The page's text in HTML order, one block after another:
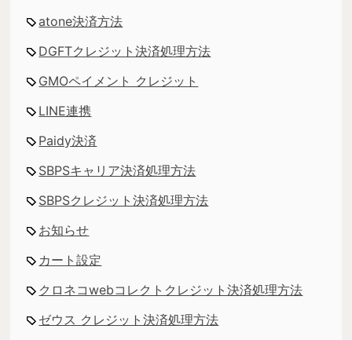
atone決済方法
DGFTクレジット決済処理方法
GMOペイメント クレジット
LINE連携
Paidy決済
SBPSキャリア決済処理方法
SBPSクレジット決済処理方法
お知らせ
カート設定
クロネコwebコレクトクレジット決済処理方法
ゼウス クレジット決済処理方法